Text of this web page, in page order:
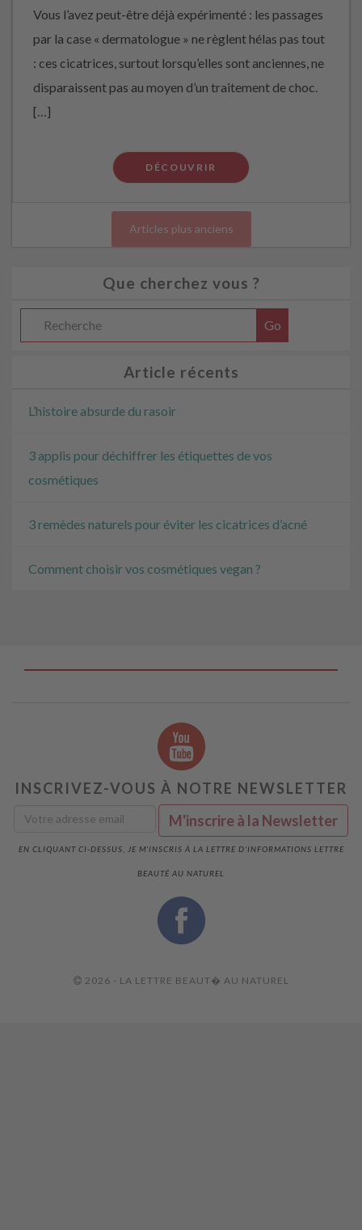
Vous l’avez peut-être déjà expérimenté : les passages
par la case « dermatologue » ne règlent hélas pas tout
: ces cicatrices, surtout lorsqu’elles sont anciennes, ne
disparaissent pas au moyen d’un traitement de choc.
[…]
DÉCOUVRIR
Articles plus anciens
Que cherchez vous ?
Article récents
L’histoire absurde du rasoir
3 applis pour déchiffrer les étiquettes de vos
cosmétiques
3 remèdes naturels pour éviter les cicatrices d’acné
Comment choisir vos cosmétiques vegan ?
INSCRIVEZ-VOUS À NOTRE NEWSLETTER
EN CLIQUANT CI-DESSUS, JE M'INSCRIS À LA LETTRE D'INFORMATIONS LETTRE
BEAUTÉ AU NATUREL
2026 - LA LETTRE BEAUT� AU NATUREL